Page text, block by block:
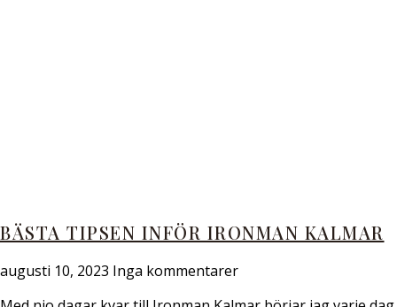
BÄSTA TIPSEN INFÖR IRONMAN KALMAR
augusti 10, 2023 Inga kommentarer